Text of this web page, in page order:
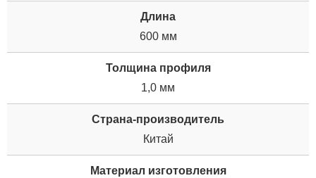
Дли­на
600 мм
Толщина профиля
1,0 мм
Страна-производитель
Китай
Материал изготовления